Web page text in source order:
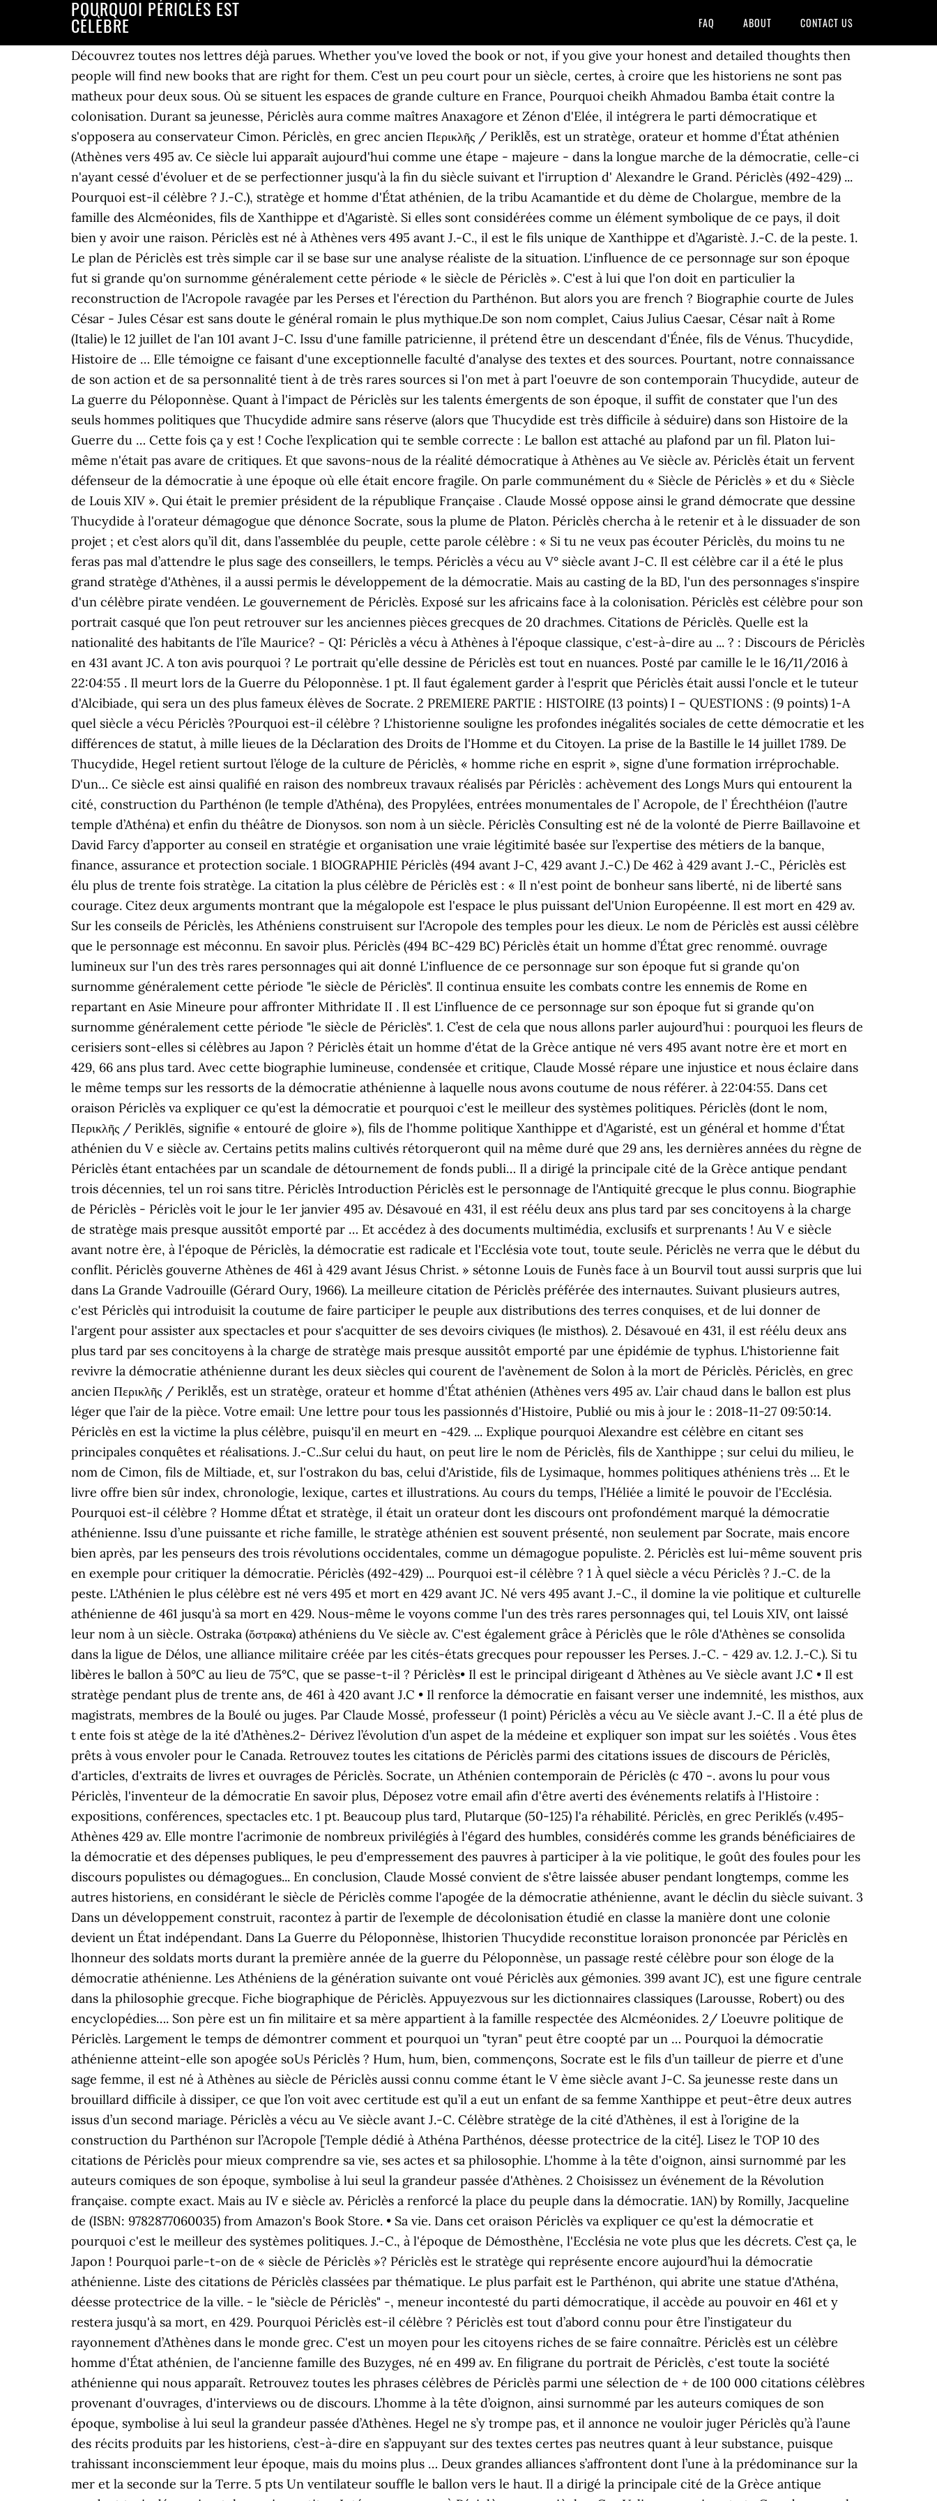
POURQUOI PÉRICLÈS EST
CÉLÈBRE FAQ ABOUT CONTACT US
Découvrez toutes nos lettres déjà parues. Whether you've loved the book or not, if you give your honest and detailed thoughts then people will find new books that are right for them. C’est un peu court pour un siècle, certes, à croire que les historiens ne sont pas matheux pour deux sous. Où se situent les espaces de grande culture en France, Pourquoi cheikh Ahmadou Bamba était contre la colonisation. Durant sa jeunesse, Périclès aura comme maîtres Anaxagore et Zénon d'Elée, il intégrera le parti démocratique et s'opposera au conservateur Cimon. Périclès, en grec ancien Περικλῆς / Periklễs, est un stratège, orateur et homme d'État athénien (Athènes vers 495 av. Ce siècle lui apparaît aujourd'hui comme une étape - majeure - dans la longue marche de la démocratie, celle-ci n'ayant cessé d'évoluer et de se perfectionner jusqu'à la fin du siècle suivant et l'irruption d' Alexandre le Grand. Périclès (492-429) ... Pourquoi est-il célèbre ? J.-C.), stratège et homme d'État athénien, de la tribu Acamantide et du dème de Cholargue, membre de la famille des Alcméonides, fils de Xanthippe et d'Agaristè. Si elles sont considérées comme un élément symbolique de ce pays, il doit bien y avoir une raison. Périclès est né à Athènes vers 495 avant J.-C., il est le fils unique de Xanthippe et d’Agaristè. J.-C. de la peste. 1. Le plan de Périclès est très simple car il se base sur une analyse réaliste de la situation. L'influence de ce personnage sur son époque fut si grande qu'on surnomme généralement cette période « le siècle de Périclès ». C'est à lui que l'on doit en particulier la reconstruction de l'Acropole ravagée par les Perses et l'érection du Parthénon. But alors you are french ? Biographie courte de Jules César - Jules César est sans doute le général romain le plus mythique.De son nom complet, Caius Julius Caesar, César naît à Rome (Italie) le 12 juillet de l'an 101 avant J-C. Issu d'une famille patricienne, il prétend être un descendant d'Énée, fils de Vénus. Thucydide, Histoire de … Elle témoigne ce faisant d'une exceptionnelle faculté d'analyse des textes et des sources. Pourtant, notre connaissance de son action et de sa personnalité tient à de très rares sources si l'on met à part l'oeuvre de son contemporain Thucydide, auteur de La guerre du Péloponnèse. Quant à l'impact de Périclès sur les talents émergents de son époque, il suffit de constater que l'un des seuls hommes politiques que Thucydide admire sans réserve (alors que Thucydide est très difficile à séduire) dans son Histoire de la Guerre du … Cette fois ça y est ! Coche l’explication qui te semble correcte : Le ballon est attaché au plafond par un fil. Platon lui-même n'était pas avare de critiques. Et que savons-nous de la réalité démocratique à Athènes au Ve siècle av. Périclès était un fervent défenseur de la démocratie à une époque où elle était encore fragile. On parle communément du « Siècle de Périclès » et du « Siècle de Louis XIV ». Qui était le premier président de la république Française . Claude Mossé oppose ainsi le grand démocrate que dessine Thucydide à l'orateur démagogue que dénonce Socrate, sous la plume de Platon. Périclès chercha à le retenir et à le dissuader de son projet ; et c’est alors qu’il dit, dans l’assemblée du peuple, cette parole célèbre : « Si tu ne veux pas écouter Périclès, du moins tu ne feras pas mal d’attendre le plus sage des conseillers, le temps. Périclès a vécu au V° siècle avant J-C. Il est célèbre car il a été le plus grand stratège d'Athènes, il a aussi permis le développement de la démocratie. Mais au casting de la BD, l'un des personnages s'inspire d'un célèbre pirate vendéen. Le gouvernement de Périclès. Exposé sur les africains face à la colonisation. Périclès est célèbre pour son portrait casqué que l’on peut retrouver sur les anciennes pièces grecques de 20 drachmes. Citations de Périclès. Quelle est la nationalité des habitants de l'île Maurice? - Q1: Périclès a vécu à Athènes à l'époque classique, c'est-à-dire au ... ? : Discours de Périclès en 431 avant JC. A ton avis pourquoi ? Le portrait qu'elle dessine de Périclès est tout en nuances. Posté par camille le le 16/11/2016 à 22:04:55 . Il meurt lors de la Guerre du Péloponnèse. 1 pt. Il faut également garder à l'esprit que Périclès était aussi l'oncle et le tuteur d'Alcibiade, qui sera un des plus fameux élèves de Socrate. 2 PREMIERE PARTIE : HISTOIRE (13 points) I – QUESTIONS : (9 points) 1-A quel siècle a vécu Périclès ?Pourquoi est-il célèbre ? L'historienne souligne les profondes inégalités sociales de cette démocratie et les différences de statut, à mille lieues de la Déclaration des Droits de l'Homme et du Citoyen. La prise de la Bastille le 14 juillet 1789. De Thucydide, Hegel retient surtout l’éloge de la culture de Périclès, « homme riche en esprit », signe d’une formation irréprochable. D'un… Ce siècle est ainsi qualifié en raison des nombreux travaux réalisés par Périclès : achèvement des Longs Murs qui entourent la cité, construction du Parthénon (le temple d’Athéna), des Propylées, entrées monumentales de l’ Acropole, de l’ Érechthéion (l’autre temple d’Athéna) et enfin du théâtre de Dionysos. son nom à un siècle. Périclès Consulting est né de la volonté de Pierre Baillavoine et David Farcy d’apporter au conseil en stratégie et organisation une vraie légitimité basée sur l’expertise des métiers de la banque, finance, assurance et protection sociale. 1 BIOGRAPHIE Périclès (494 avant J-C, 429 avant J.-C.) De 462 à 429 avant J.-C., Périclès est élu plus de trente fois stratège. La citation la plus célèbre de Périclès est : « Il n'est point de bonheur sans liberté, ni de liberté sans courage. Citez deux arguments montrant que la mégalopole est l'espace le plus puissant del'Union Européenne. Il est mort en 429 av. Sur les conseils de Périclès, les Athéniens construisent sur l'Acropole des temples pour les dieux. Le nom de Périclès est aussi célèbre que le personnage est méconnu. En savoir plus. Périclès (494 BC-429 BC) Périclès était un homme d’État grec renommé. ouvrage lumineux sur l'un des très rares personnages qui ait donné L'influence de ce personnage sur son époque fut si grande qu'on surnomme généralement cette période "le siècle de Périclès". Il continua ensuite les combats contre les ennemis de Rome en repartant en Asie Mineure pour affronter Mithridate II . Il est L'influence de ce personnage sur son époque fut si grande qu'on surnomme généralement cette période "le siècle de Périclès". 1. C’est de cela que nous allons parler aujourd’hui : pourquoi les fleurs de cerisiers sont-elles si célèbres au Japon ? Périclès était un homme d'état de la Grèce antique né vers 495 avant notre ère et mort en 429, 66 ans plus tard. Avec cette biographie lumineuse, condensée et critique, Claude Mossé répare une injustice et nous éclaire dans le même temps sur les ressorts de la démocratie athénienne à laquelle nous avons coutume de nous référer. à 22:04:55. Dans cet oraison Périclès va expliquer ce qu'est la démocratie et pourquoi c'est le meilleur des systèmes politiques. Périclès (dont le nom, Περικλῆς / Periklēs, signifie « entouré de gloire »), fils de l'homme politique Xanthippe et d'Agaristé, est un général et homme d'État athénien du V e siècle av. Certains petits malins cultivés rétorqueront quil na même duré que 29 ans, les dernières années du règne de Périclès étant entachées par un scandale de détournement de fonds publi… Il a dirigé la principale cité de la Grèce antique pendant trois décennies, tel un roi sans titre. Périclès Introduction Périclès est le personnage de l'Antiquité grecque le plus connu. Biographie de Périclès - Périclès voit le jour le 1er janvier 495 av. Désavoué en 431, il est réélu deux ans plus tard par ses concitoyens à la charge de stratège mais presque aussitôt emporté par … Et accédez à des documents multimédia, exclusifs et surprenants ! Au V e siècle avant notre ère, à l'époque de Périclès, la démocratie est radicale et l'Ecclésia vote tout, toute seule. Périclès ne verra que le début du conflit. Périclès gouverne Athènes de 461 à 429 avant Jésus Christ. » sétonne Louis de Funès face à un Bourvil tout aussi surpris que lui dans La Grande Vadrouille (Gérard Oury, 1966). La meilleure citation de Périclès préférée des internautes. Suivant plusieurs autres, c'est Périclès qui introduisit la coutume de faire participer le peuple aux distributions des terres conquises, et de lui donner de l'argent pour assister aux spectacles et pour s'acquitter de ses devoirs civiques (le misthos). 2. Désavoué en 431, il est réélu deux ans plus tard par ses concitoyens à la charge de stratège mais presque aussitôt emporté par une épidémie de typhus. L'historienne fait revivre la démocratie athénienne durant les deux siècles qui courent de l'avènement de Solon à la mort de Périclès. Périclès, en grec ancien Περικλῆς / Periklễs, est un stratège, orateur et homme d'État athénien (Athènes vers 495 av. L’air chaud dans le ballon est plus léger que l’air de la pièce. Votre email: Une lettre pour tous les passionnés d'Histoire, Publié ou mis à jour le : 2018-11-27 09:50:14. Périclès en est la victime la plus célèbre, puisqu'il en meurt en -429. ... Explique pourquoi Alexandre est célèbre en citant ses principales conquêtes et réalisations. J.-C..Sur celui du haut, on peut lire le nom de Périclès, fils de Xanthippe ; sur celui du milieu, le nom de Cimon, fils de Miltiade, et, sur l'ostrakon du bas, celui d'Aristide, fils de Lysimaque, hommes politiques athéniens très … Et le livre offre bien sûr index, chronologie, lexique, cartes et illustrations. Au cours du temps, l’Héliée a limité le pouvoir de l'Ecclésia. Pourquoi est-il célèbre ? Homme dÉtat et stratège, il était un orateur dont les discours ont profondément marqué la démocratie athénienne. Issu d’une puissante et riche famille, le stratège athénien est souvent présenté, non seulement par Socrate, mais encore bien après, par les penseurs des trois révolutions occidentale